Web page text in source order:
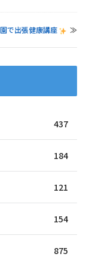
で出張健康講座 ≫
437
184
121
154
875